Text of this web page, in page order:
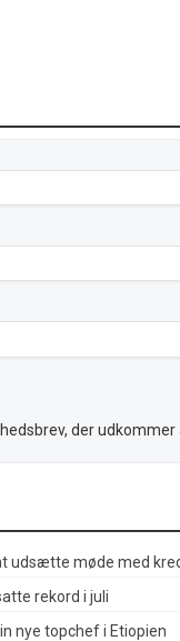
der udkommer
udsætte møde med
rekord i juli
nye topchef i Etiopien